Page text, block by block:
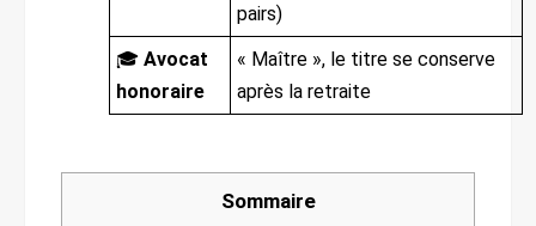
pairs)
🎓 Avocat
honoraire
« Maître », le titre se conserve
après la retraite
Sommaire